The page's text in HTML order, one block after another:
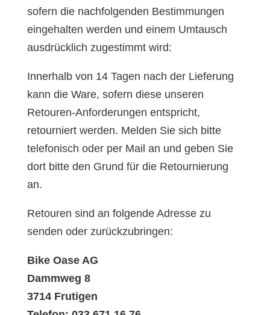
sofern die nachfolgenden Bestimmungen
eingehalten werden und einem Umtausch
ausdrücklich zugestimmt wird:
Innerhalb von 14 Tagen nach der Lieferung
kann die Ware, sofern diese unseren
Retouren-Anforderungen entspricht,
retourniert werden. Melden Sie sich bitte
telefonisch oder per Mail an und geben Sie
dort bitte den Grund für die Retournierung
an.
Retouren sind an folgende Adresse zu
senden oder zurückzubringen:
Bike Oase AG
Dammweg 8
3714 Frutigen